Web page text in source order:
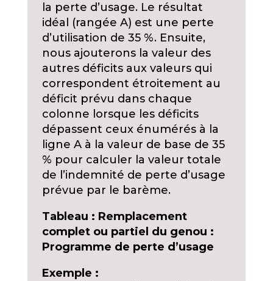
la perte d’usage. Le résultat
idéal (rangée A) est une perte
d’utilisation de 35 %. Ensuite,
nous ajouterons la valeur des
autres déficits aux valeurs qui
correspondent étroitement au
déficit prévu dans chaque
colonne lorsque les déficits
dépassent ceux énumérés à la
ligne A à la valeur de base de 35
% pour calculer la valeur totale
de l’indemnité de perte d’usage
prévue par le barème.
Tableau : Remplacement
complet ou partiel du genou :
Programme de perte d’usage
Exemple :